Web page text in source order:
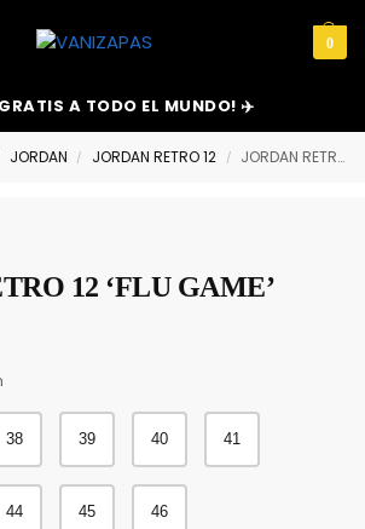
0
A TODO EL MUNDO! ✈️
JORDAN / JORDAN RETRO 12 / JORDAN RETRO 12 ‘FLU GAME’
12 ‘FLU GAME’
38 39 40 41
44 45 46